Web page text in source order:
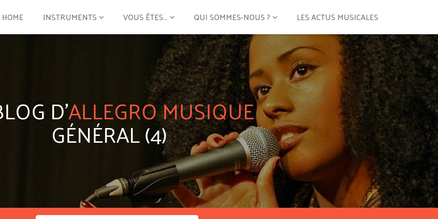
HOME INSTRUMENTS VOUS ÊTES... QUI SOMMES-NOUS ? LES ACTUS MUSICALES
D'ALLEGRO MUSIQUE
GÉNÉRAL (4)